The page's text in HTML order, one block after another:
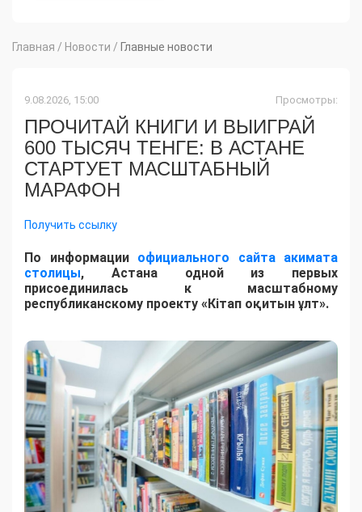
Главная / Новости / Главные новости
9.08.2026, 15:00 Просмотры:
ПРОЧИТАЙ КНИГИ И ВЫИГРАЙ
600 ТЫСЯЧ ТЕНГЕ: В АСТАНЕ
СТАРТУЕТ МАСШТАБНЫЙ
МАРАФОН
Получить ссылку
По информации официального сайта акимата
столицы, Астана одной из первых
присоединилась к масштабному
республиканскому проекту «Кітап оқитын ұлт».